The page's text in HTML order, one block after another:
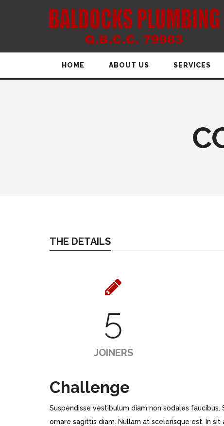
HOME ABOUT US SERVICES
THE DETAILS
5
JOINERS
Challenge
Suspendisse vestibulum diam non sodales
ornare sagittis diam. Nullam at scelerisque est. In